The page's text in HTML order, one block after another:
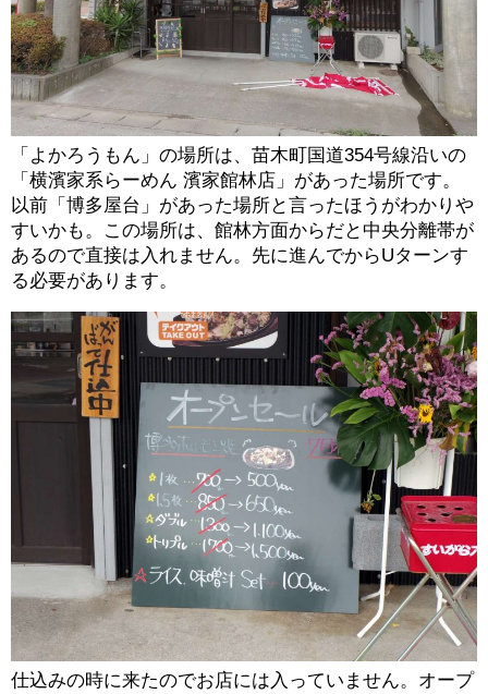
「よかろうもん」の場所は、苗木町国道354号線沿いの
「横濱家系らーめん 濱家館林店」があった場所です。
以前「博多屋台」があった場所と言ったほうがわかりや
すいかも。この場所は、館林方面からだと中央分離帯が
あるので直接は入れません。先に進んでからUターンす
る必要があります。
仕込みの時に来たのでお店には入っていません。オープ